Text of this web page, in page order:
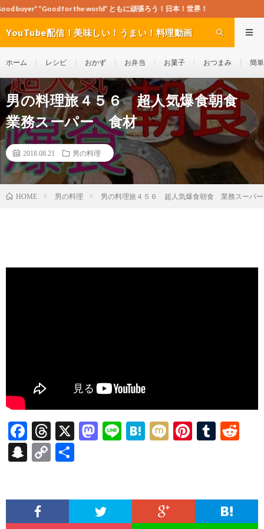
the world” ともに頑張ろう！日本！世界！
YouTube配信！美味しい！うまい！料理動画
ホーム レシピ おかず お弁当 お菓子 おつまみ 簡
男の料理旅４５６ 超人気爆食朝食
業務スーパー 食材
2018.08.21 男の料理
HOME 男の料理 男の料理旅４５６ 超人気爆食朝食 業務スーパ
F
ac
e
o
T
hr
ea
X
M
o
Li H
a
M Pi
t
T
r
t
S
pc
C